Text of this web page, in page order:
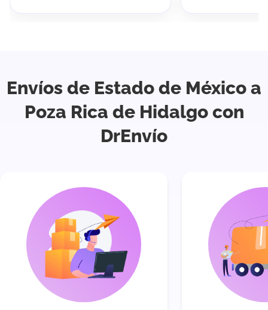
Envíos de Estado de México a
Poza Rica de Hidalgo con
DrEnvío